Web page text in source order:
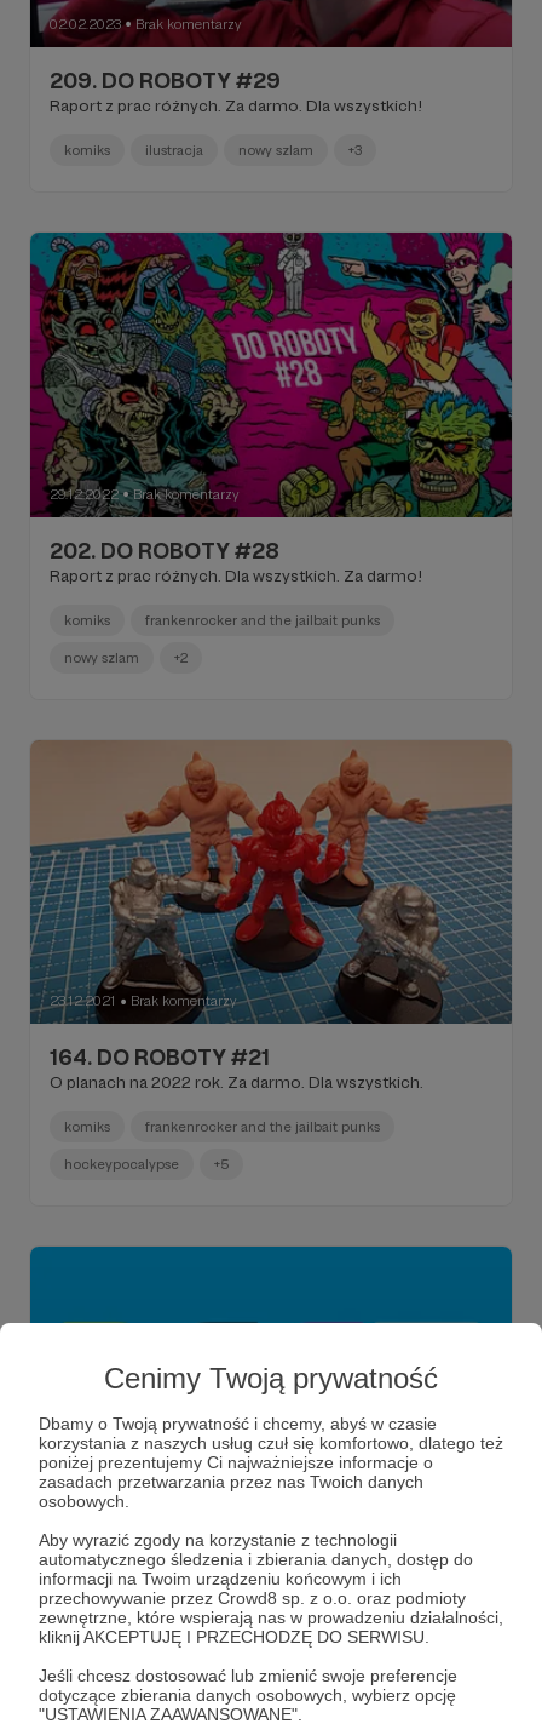
Cenimy Twoją prywatność
Dbamy o Twoją prywatność i chcemy, abyś w czasie
korzystania z naszych usług czuł się komfortowo, dlatego też
poniżej prezentujemy Ci najważniejsze informacje o
zasadach przetwarzania przez nas Twoich danych
osobowych.
Aby wyrazić zgody na korzystanie z technologii
automatycznego śledzenia i zbierania danych, dostęp do
informacji na Twoim urządzeniu końcowym i ich
przechowywanie przez Crowd8 sp. z o.o. oraz podmioty
zewnętrzne, które wspierają nas w prowadzeniu działalności,
kliknij AKCEPTUJĘ I PRZECHODZĘ DO SERWISU.
Jeśli chcesz dostosować lub zmienić swoje preferencje
dotyczące zbierania danych osobowych, wybierz opcję
"USTAWIENIA ZAAWANSOWANE".
02.02.2023 ● Brak komentarzy
209. DO ROBOTY #29
Raport z prac różnych. Za darmo. Dla wszystkich!
komiks ilustracja nowy szlam +3
29.12.2022 ● Brak komentarzy
202. DO ROBOTY #28
Raport z prac różnych. Dla wszystkich. Za darmo!
komiks frankenrocker and the jailbait punks
nowy szlam +2
23.12.2021 ● Brak komentarzy
164. DO ROBOTY #21
O planach na 2022 rok. Za darmo. Dla wszystkich.
komiks frankenrocker and the jailbait punks
hockeypocalypse +5
04.10.2021 ●
153. DO ROBOTY #19
Raport. Za darmo. Dla wszystkich!
komiks rumia comic con rourke +3